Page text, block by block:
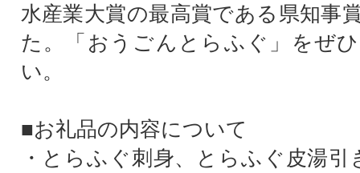
水産業大賞の最高賞である県知事
た。「おうごんとらふぐ」をぜ
い。
■お礼品の内容について
・とらふぐ刺身、とらふぐ皮湯引